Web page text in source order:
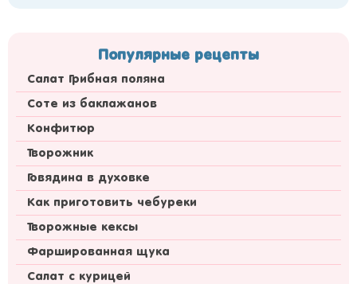
Популярные рецепты
Салат Грибная поляна
Соте из баклажанов
Конфитюр
Творожник
Говядина в духовке
Как приготовить чебуреки
Творожные кексы
Фаршированная щука
Салат с курицей